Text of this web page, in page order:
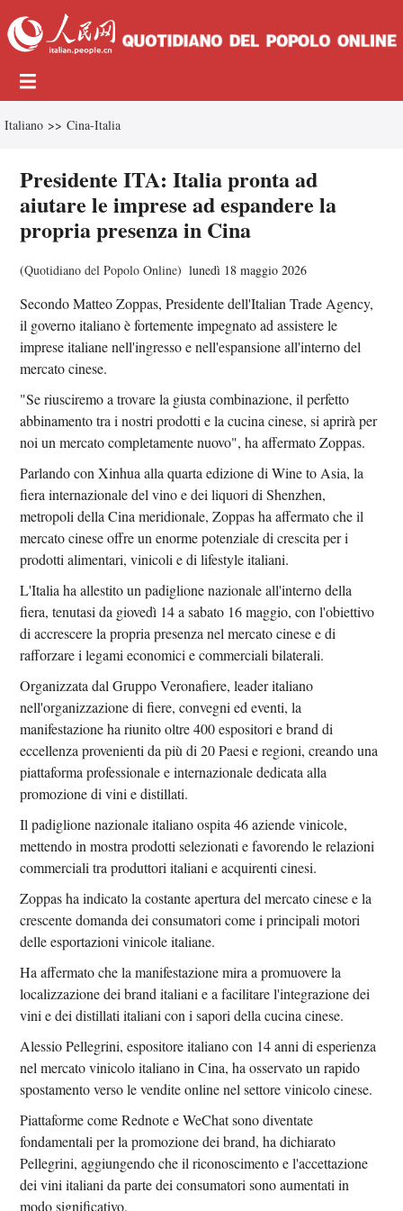
Italiano >> Cina-Italia
Presidente ITA: Italia pronta ad
aiutare le imprese ad espandere la
propria presenza in Cina
(Quotidiano del Popolo Online) lunedì 18 maggio 2026
Secondo Matteo Zoppas, Presidente dell'Italian Trade Agency,
il governo italiano è fortemente impegnato ad assistere le
imprese italiane nell'ingresso e nell'espansione all'interno del
mercato cinese.
"Se riusciremo a trovare la giusta combinazione, il perfetto
abbinamento tra i nostri prodotti e la cucina cinese, si aprirà per
noi un mercato completamente nuovo", ha affermato Zoppas.
Parlando con Xinhua alla quarta edizione di Wine to Asia, la
fiera internazionale del vino e dei liquori di Shenzhen,
metropoli della Cina meridionale, Zoppas ha affermato che il
mercato cinese offre un enorme potenziale di crescita per i
prodotti alimentari, vinicoli e di lifestyle italiani.
L'Italia ha allestito un padiglione nazionale all'interno della
fiera, tenutasi da giovedì 14 a sabato 16 maggio, con l'obiettivo
di accrescere la propria presenza nel mercato cinese e di
rafforzare i legami economici e commerciali bilaterali.
Organizzata dal Gruppo Veronafiere, leader italiano
nell'organizzazione di fiere, convegni ed eventi, la
manifestazione ha riunito oltre 400 espositori e brand di
eccellenza provenienti da più di 20 Paesi e regioni, creando una
piattaforma professionale e internazionale dedicata alla
promozione di vini e distillati.
Il padiglione nazionale italiano ospita 46 aziende vinicole,
mettendo in mostra prodotti selezionati e favorendo le relazioni
commerciali tra produttori italiani e acquirenti cinesi.
Zoppas ha indicato la costante apertura del mercato cinese e la
crescente domanda dei consumatori come i principali motori
delle esportazioni vinicole italiane.
Ha affermato che la manifestazione mira a promuovere la
localizzazione dei brand italiani e a facilitare l'integrazione dei
vini e dei distillati italiani con i sapori della cucina cinese.
Alessio Pellegrini, espositore italiano con 14 anni di esperienza
nel mercato vinicolo italiano in Cina, ha osservato un rapido
spostamento verso le vendite online nel settore vinicolo cinese.
Piattaforme come Rednote e WeChat sono diventate
fondamentali per la promozione dei brand, ha dichiarato
Pellegrini, aggiungendo che il riconoscimento e l'accettazione
dei vini italiani da parte dei consumatori sono aumentati in
modo significativo.